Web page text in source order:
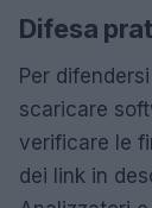
Difesa
Per
scaricare
verificare le
dei link in